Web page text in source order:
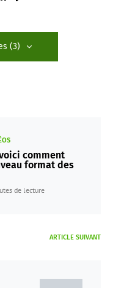
(3)
comment
format des
de lecture
ARTICLE SUIVANT